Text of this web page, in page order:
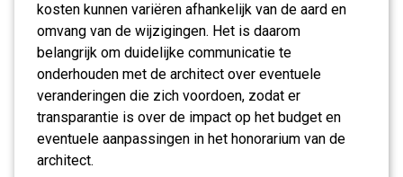
kosten kunnen variëren afhankelijk van de aard en
omvang van de wijzigingen. Het is daarom
belangrijk om duidelijke communicatie te
onderhouden met de architect over eventuele
veranderingen die zich voordoen, zodat er
transparantie is over de impact op het budget en
eventuele aanpassingen in het honorarium van de
architect.